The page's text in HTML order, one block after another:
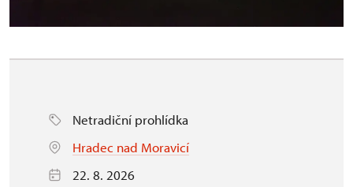
Netradiční prohlídka
Hradec nad Moravicí
22. 8. 2026